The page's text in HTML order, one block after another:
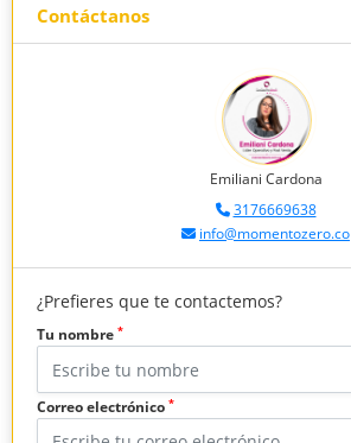
Contáctanos
Emiliani Cardona
3176669638
info@momentozero.co
¿Prefieres que te contactemos?
Tu nombre *
Correo electrónico *